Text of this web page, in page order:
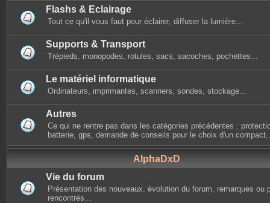
Flashs & Eclairage
Tout ce qu'il vous faut pour éclairer, diffuser la lumière...
Supports & Transport
Trépieds, monopodes, rotules, sacs, sacoches, pochettes...
Le matériel informatique
Ordinateurs, imprimantes, scanners, sondes, stockage...
Autres
Ce qui ne rentre pas dans les catégories précédentes :
batterie, gps, demande de conseils pour le choix d'un
AlphaDxD
Vie du forum
Présentation des nouveaux, évolution du forum, remarques ou
rencontrés...